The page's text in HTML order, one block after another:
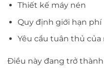
Thiết kế máy nén
Quy định giới hạn phí
Yêu cầu tuân thủ của
Điều này đang trở